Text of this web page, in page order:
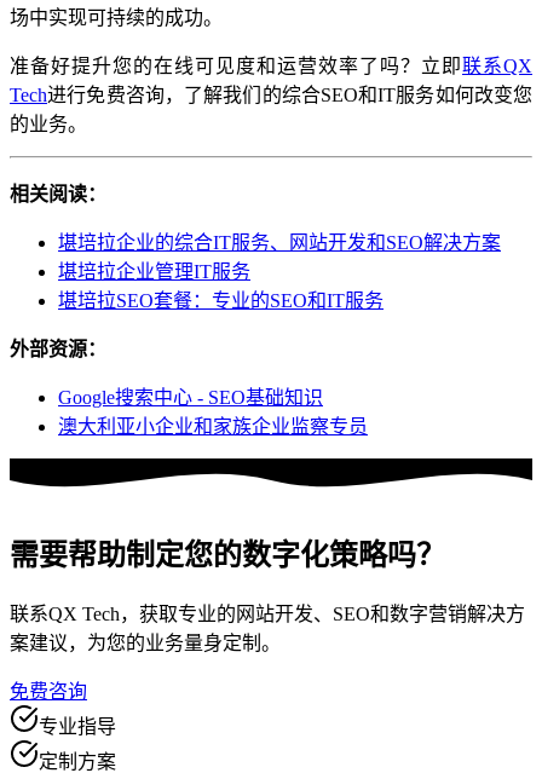
场中实现可持续的成功。
准备好提升您的在线可见度和运营效率了吗？立即联系QX
Tech进行免费咨询，了解我们的综合SEO和IT服务如何改变您
的业务。
相关阅读：
堪培拉企业的综合IT服务、网站开发和SEO解决方案
堪培拉企业管理IT服务
堪培拉SEO套餐：专业的SEO和IT服务
外部资源：
Google搜索中心 - SEO基础知识
澳大利亚小企业和家族企业监察专员
需要帮助制定您的数字化策略吗？
联系QX Tech，获取专业的网站开发、SEO和数字营销解决方
案建议，为您的业务量身定制。
免费咨询
专业指导
定制方案